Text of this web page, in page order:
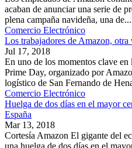
acaban de anunciar una serie de
plena campaña navideña, una de...
Comercio Electrónico
Los trabajadores de Amazon, otra
Jul 17, 2018
En uno de los momentos clave
Prime Day, organizado por
logístico de San Fernando de
Comercio Electrónico
Huelga de dos días en el mayor
España
Mar 13, 2018
Cortesía Amazon El gigante del
una huelga de dos días en el